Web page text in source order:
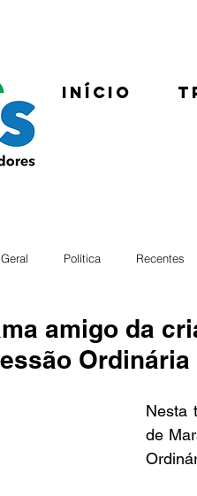
Início
Geral Política Recentes
amigo da
Nesta
de